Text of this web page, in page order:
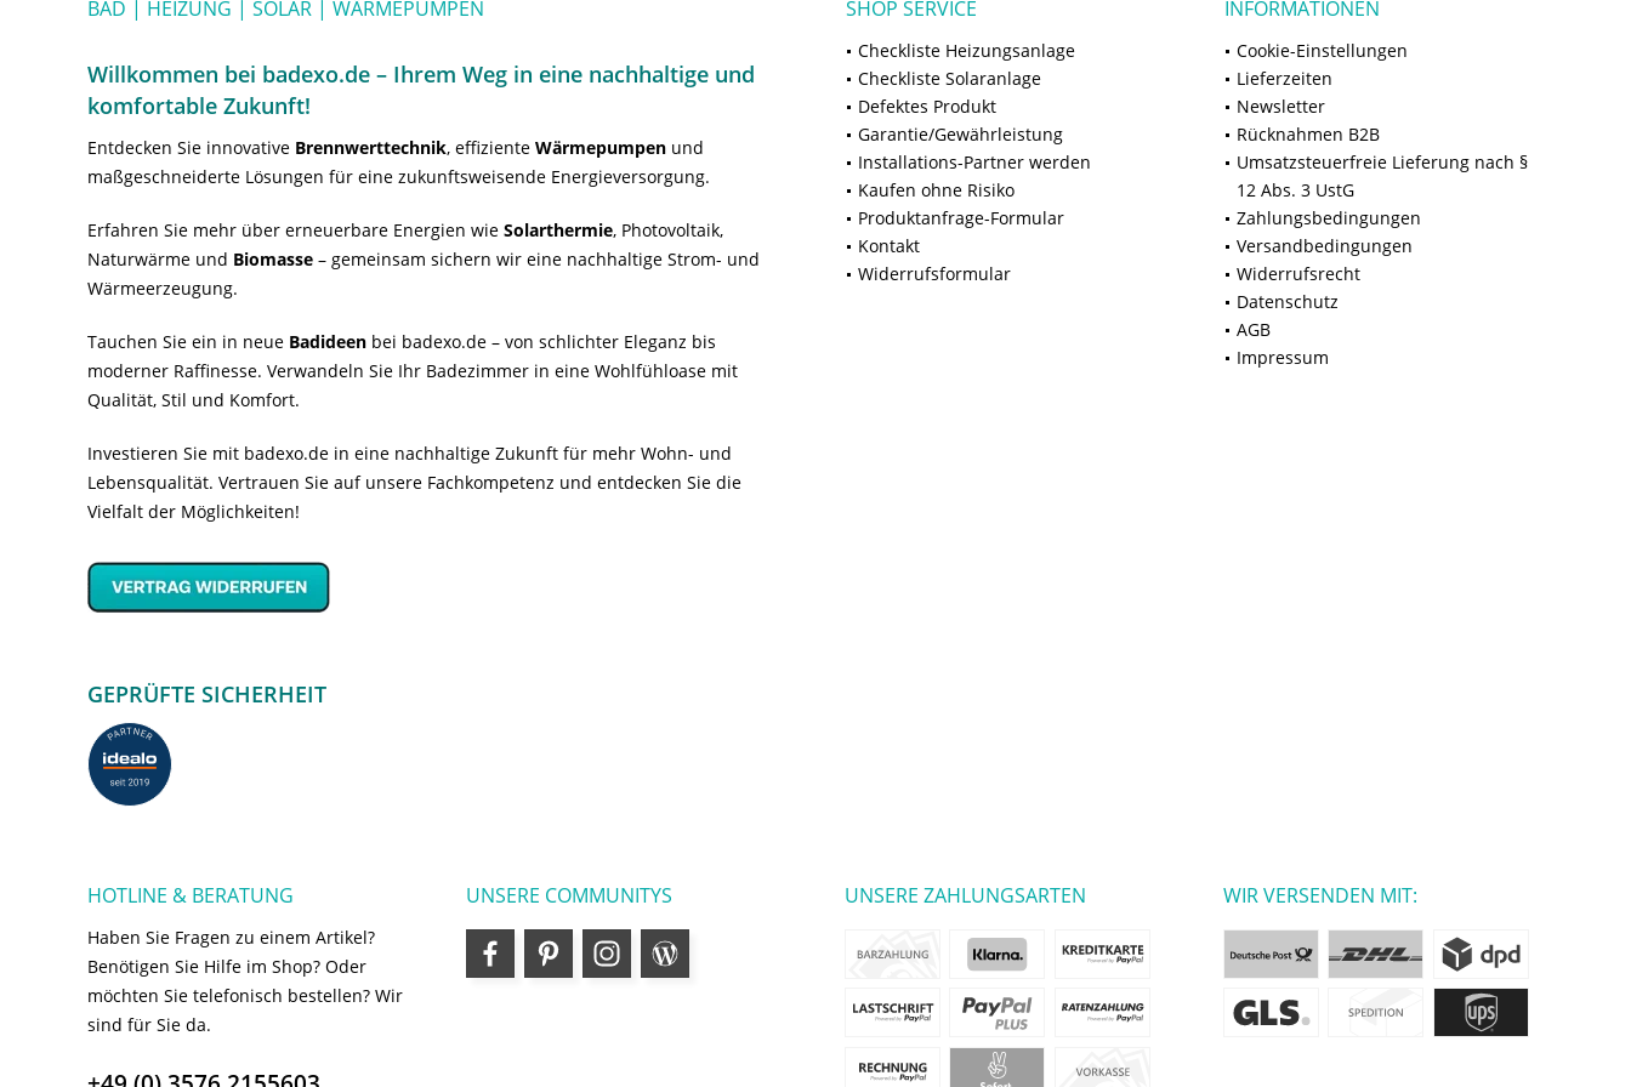
BAD | HEIZUNG | SOLAR | WÄRMEPUMPEN
Willkommen bei badexo.de – Ihrem Weg in eine nachhaltige und
komfortable Zukunft!
Entdecken Sie innovative Brennwerttechnik, effiziente Wärmepumpen und
maßgeschneiderte Lösungen für eine zukunftsweisende Energieversorgung.
Erfahren Sie mehr über erneuerbare Energien wie Solarthermie, Photovoltaik,
Naturwärme und Biomasse – gemeinsam sichern wir eine nachhaltige Strom- und
Wärmeerzeugung.
Tauchen Sie ein in neue Badideen bei badexo.de – von schlichter Eleganz bis
moderner Raffinesse. Verwandeln Sie Ihr Badezimmer in eine Wohlfühloase mit
Qualität, Stil und Komfort.
Investieren Sie mit badexo.de in eine nachhaltige Zukunft für mehr Wohn- und
Lebensqualität. Vertrauen Sie auf unsere Fachkompetenz und entdecken Sie die
Vielfalt der Möglichkeiten!
GEPRÜFTE SICHERHEIT
SHOP SERVICE
Checkliste Heizungsanlage
Checkliste Solaranlage
Defektes Produkt
Garantie/Gewährleistung
Installations-Partner werden
Kaufen ohne Risiko
Produktanfrage-Formular
Kontakt
Widerrufsformular
INFORMATIONEN
Cookie-Einstellungen
Lieferzeiten
Newsletter
Rücknahmen B2B
Umsatzsteuerfreie Lieferung nach §
12 Abs. 3 UstG
Zahlungsbedingungen
Versandbedingungen
Widerrufsrecht
Datenschutz
AGB
Impressum
HOTLINE & BERATUNG
Haben Sie Fragen zu einem Artikel?
Benötigen Sie Hilfe im Shop? Oder
möchten Sie telefonisch bestellen? Wir
sind für Sie da.
UNSERE COMMUNITYS UNSERE ZAHLUNGSARTEN WIR VERSENDEN MIT: